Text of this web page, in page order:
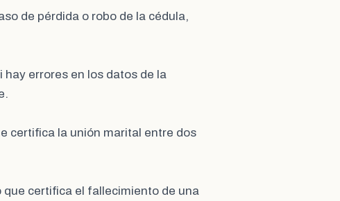
de pérdida o robo de la cédula,
hay errores en los datos de la
certifica la unión marital entre dos
que certifica el fallecimiento de una